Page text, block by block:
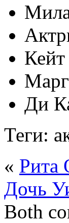
Кейт
Ди
Теги:
« Рита
Дочь
Both